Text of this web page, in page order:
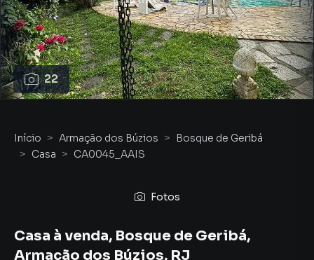
22
Início Armação dos Búzios
Bosque de Geribá
Casa
CA0045_AAIS
Fotos
Casa à venda, Bosque de Geribá,
Armação dos Búzios, RJ